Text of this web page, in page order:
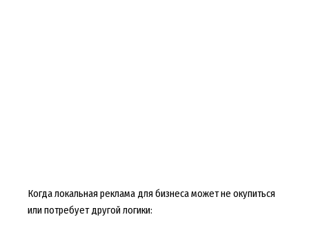
Когда локальная реклама для бизнеса может не окупиться
или потребует другой логики: